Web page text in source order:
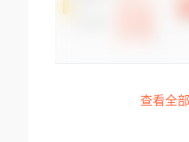
查看全